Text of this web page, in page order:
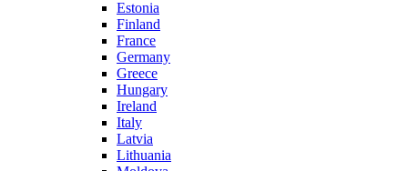
Estonia
Finland
France
Germany
Greece
Hungary
Ireland
Italy
Latvia
Lithuania